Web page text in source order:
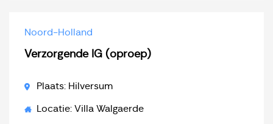
Noord-Holland
Verzorgende IG (oproep)
Plaats: Hilversum
Locatie: Villa Walgaerde